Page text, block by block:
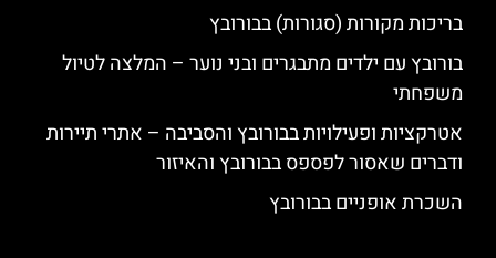
בריכות מקורות (סגורות) בבורובץ
בורובץ עם ילדים מתבגרים ובני נוער – המלצה לטיול
משפחתי
אטרקציות ופעילויות בבורובץ והסביבה – אתרי תיירות
ודברים שאסור לפספס בבורובץ והאיזור
השכרת אופניים בבורובץ